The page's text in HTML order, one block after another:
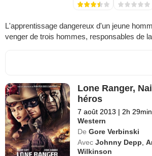
L'apprentissage dangereux d'un jeune
venger de trois hommes, responsables de
Lone Ranger,
héros
7 août 2013 | 2h 29min
Western
De Gore Verbinski
Avec Johnny Depp ,
Wilkinson